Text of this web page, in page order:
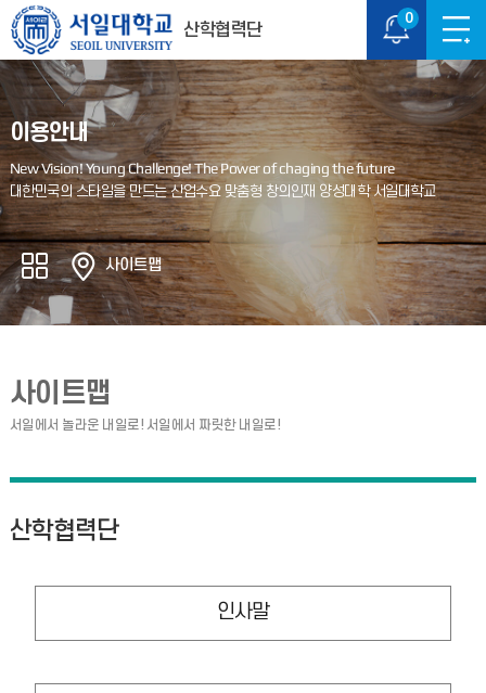
0
산학협력단
이용안내
사이트맵
사이트맵
산학협력단
인사말